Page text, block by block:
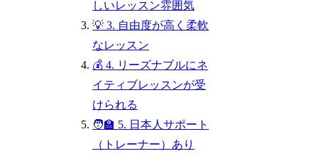
しいレッスン雰囲気
💡 3. 自由度が高く柔軟
なレッスン
💰 4. リーズナブルにネ
イティブレッスンが受
けられる
🧑‍🏫 5. 日本人サポート
（トレーナー）あり